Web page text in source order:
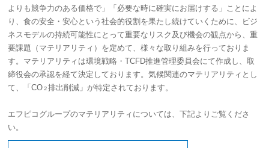
よりも競争力のある価格で」「必要な時に確実にお届けする」ことによ
り、食の安全・安心という社会的役割を果たし続けていくために、ビジ
ネスモデルの持続可能性にとって重要なリスク及び機会の観点から、重
要課題（マテリアリティ）を定めて、様々な取り組みを行っておりま
す。マテリアリティは環境戦略・TCFD推進管理委員会にて作成し、取
締役会の承認を経て決定しております。気候関連のマテリアリティとし
て、「CO ２排出削減」が特定されております。
エフピコグループのマテリアリティについては、下記よりご覧くださ
い。